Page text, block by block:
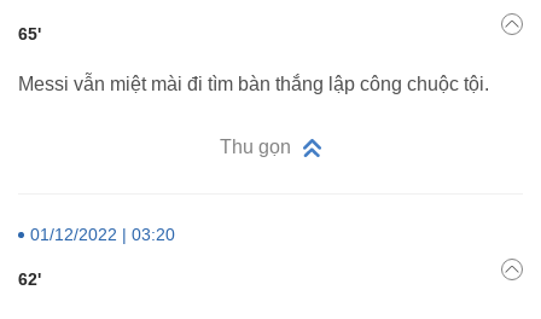
65'
Messi vẫn miệt mài đi tìm bàn thắng lập công chuộc tội.
Thu gọn
01/12/2022 | 03:20
62'